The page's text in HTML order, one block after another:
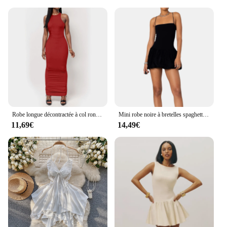
Robe longue décontractée à col rond pour femmes, robes d'été minimalistes sexy, robe de dame couvertes, tambour de lit, pièce précieuse, document solide
11,69€
Mini robe noire à bretelles spaghetti pour femmes, couleur unie, col carré, dos nu, bulle, sexy, boîte de nuit
14,49€